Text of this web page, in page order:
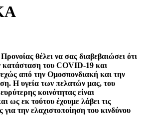
θέλει να σας διαβεβαιώσει ότι
κατάσταση του COVID-19 και
από την Ομοσπονδιακή και την
Η υγεία των πελατών μας, του
κοινότητας είναι
ως εκ τούτου έχουμε λάβει τις
την ελαχιστοποίηση του κινδύνου